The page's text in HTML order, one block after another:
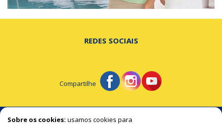
Sobre os cookies: usamos cookies para
REDES SOCIAIS
Compartilhe
© Portal de Beltrão - A notícia na hora certa!